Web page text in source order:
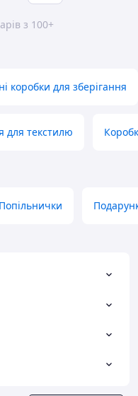
з 100+
коробки для зберігання
для текстилю
Попільнички